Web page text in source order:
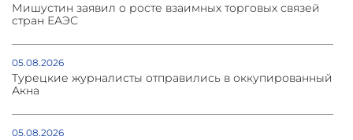
Мишустин заявил о росте взаимных торговых связей
стран ЕАЭС
05.08.2026
Турецкие журналисты отправились в оккупированный
Акна
05.08.2026